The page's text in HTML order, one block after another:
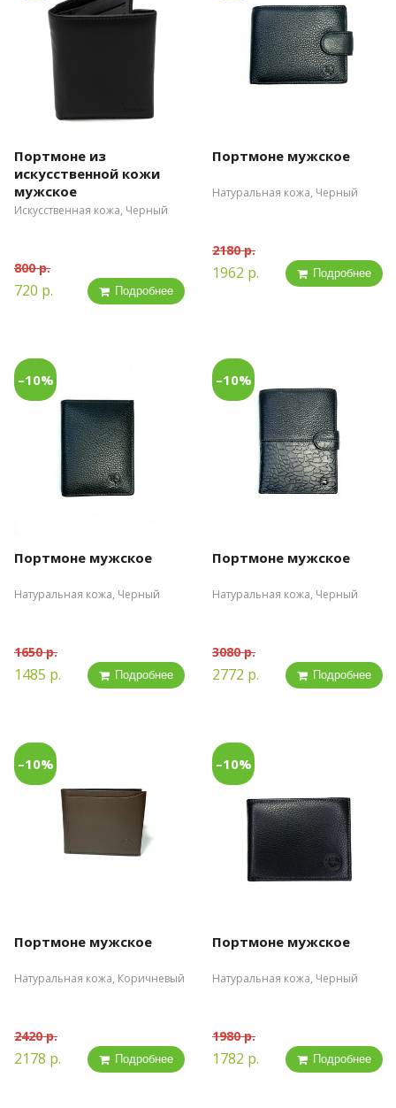
Портмоне из
искусственной кожи
мужское
Искусственная кожа, Черный
800 р.
720 р. Подробнее
Портмоне мужское
Натуральная кожа, Черный
2180 р.
1962 р. Подробнее
–10%
Портмоне мужское
Натуральная кожа, Черный
1650 р.
1485 р. Подробнее
–10%
Портмоне мужское
Натуральная кожа, Черный
3080 р.
2772 р. Подробнее
–10%
Портмоне мужское
Натуральная кожа, Коричневый
2420 р.
2178 р. Подробнее
–10%
Портмоне мужское
Натуральная кожа, Черный
1980 р.
1782 р. Подробнее